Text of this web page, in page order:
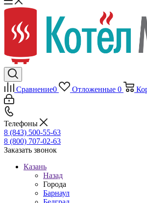
Сравнение0 Отложенные 0
Телефоны
8 (843) 500-55-63
8 (800) 707-02-63
Заказать звонок
Казань
Назад
Города
Барнаул